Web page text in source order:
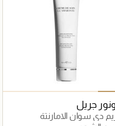
جريل
دي سوان الامارنتة